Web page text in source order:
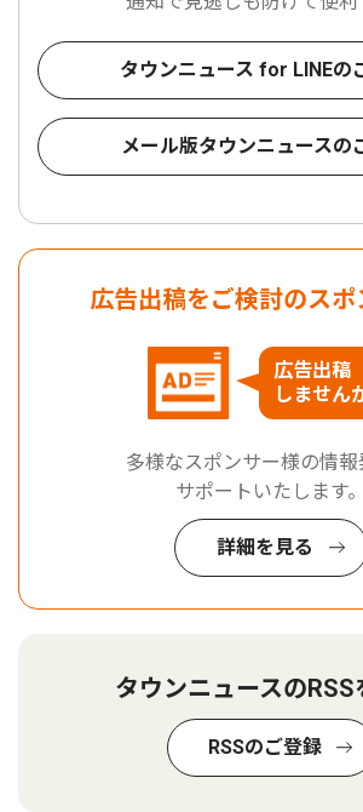
タウンニュース for LINEの
メール版タウンニュースの
広告出稿をご検討のスポ
広告出稿
しません
多様なスポンサー様の情報
サポートいたします。
詳細を見る
タウンニュースのRSS
RSSのご登録